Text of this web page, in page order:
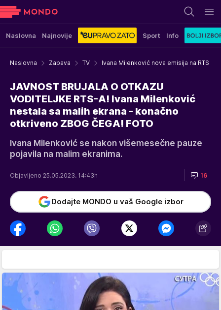
Naslovna Najnovije Sport Info
Naslovna Zabava TV Ivana Milenković nova emisija na RTS
JAVNOST BRUJALA O OTKAZU
VODITELJKE RTS-A! Ivana Milenković
nestala sa malih ekrana - konačno
otkriveno ZBOG ČEGA! FOTO
Ivana Milenković se nakon višemesečne pauze
pojavila na malim ekranima.
Objavljeno 25.05.2023. 14:43h 16
Dodajte MONDO u vaš Google izbor